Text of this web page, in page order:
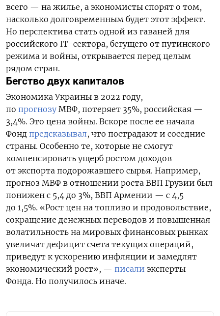
всего — на жилье, а экономисты спорят о том,
насколько долговременным будет этот эффект.
Но перспектива стать одной из гаваней для
российского IT-сектора, бегущего от путинского
режима и войны, открывается перед целым
рядом стран.
Бегство двух капиталов
Экономика Украины в 2022 году,
по прогнозу МВФ, потеряет 35%, российская —
3,4%. Это цена войны. Вскоре после ее начала
Фонд предсказывал, что пострадают и соседние
страны. Особенно те, которые не смогут
компенсировать ущерб ростом доходов
от экспорта подорожавшего сырья. Например,
прогноз МВФ в отношении роста ВВП Грузии был
понижен с 5,4 до 3%, ВВП Армении — с 4,5
до 1,5%. «Рост цен на топливо и продовольствие,
сокращение денежных переводов и повышенная
волатильность на мировых финансовых рынках
увеличат дефицит счета текущих операций,
приведут к ускорению инфляции и замедлят
экономический рост», — писали эксперты
Фонда. Но получилось иначе.